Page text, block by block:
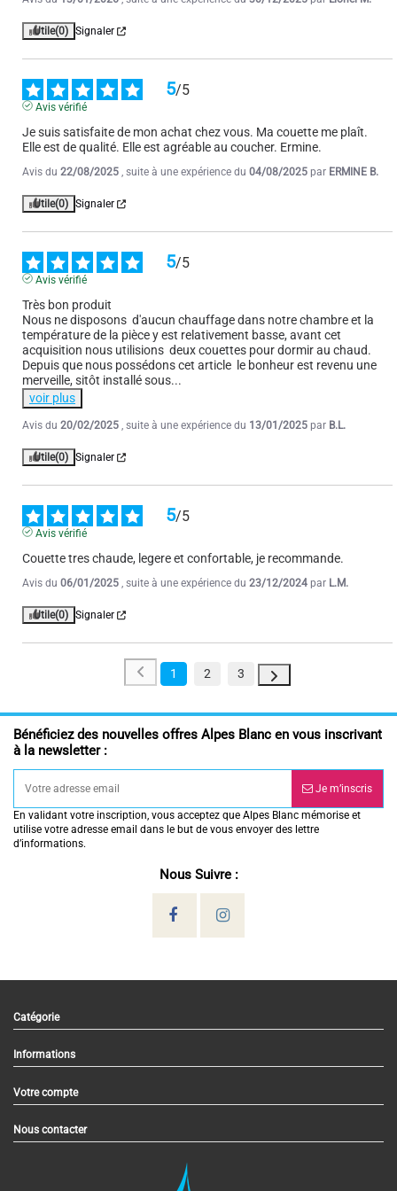
Avis vérifié
chaleur, que je ne trouve pas à la hauteur de ce qui était indiqué.
Au vu du prix initial, de la taille et des caractéristiques annoncées, je
m’attendais à un confort thermique nettement supérieur.
Cette couette reste néanmoins ...
voir plus
Utile (0) Signaler
1 2 3 4 5 6 8
Utile(0) Signaler
5/5
Avis vérifié
Je suis satisfaite de mon achat chez vous. Ma couette me plaît.
Elle est de qualité. Elle est agréable au coucher. Ermine.
Avis du 22/08/2025 , suite à une expérience du 04/08/2025 par ERMINE B.
Utile(0) Signaler
5/5
Avis vérifié
Très bon produit
Nous ne disposons  d'aucun chauffage dans notre chambre et la
température de la pièce y est relativement basse, avant cet
acquisition nous utilisions  deux couettes pour dormir au chaud.
Depuis que nous possédons cet article  le bonheur est revenu une
merveille, sitôt installé sous...
voir plus
Avis du 20/02/2025 , suite à une expérience du 13/01/2025 par B.L.
Utile(0) Signaler
5/5
Avis vérifié
Couette tres chaude, legere et confortable, je recommande.
Avis du 06/01/2025 , suite à une expérience du 23/12/2024 par L.M.
Utile(0) Signaler
1 2 3
Bénéficiez des nouvelles offres Alpes Blanc en vous inscrivant
à la newsletter :
Je m’inscris
En validant votre inscription, vous acceptez que Alpes Blanc mémorise et
utilise votre adresse email dans le but de vous envoyer des lettre
d’informations.
Nous Suivre :
Catégorie
Informations
Votre compte
Nous contacter